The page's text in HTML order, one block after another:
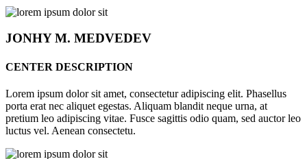
JONHYM. MEDVEDEV
CENTER DESCRIPTION
Lorem ipsum dolor sit amet, consectetur adipiscing elit. Phasellus
porta erat nec aliquet egestas. Aliquam blandit neque urna, at
pretium leo adipiscing vitae. Fusce sagittis odio quam, sed auctor leo
luctus vel. Aenean consectetu.